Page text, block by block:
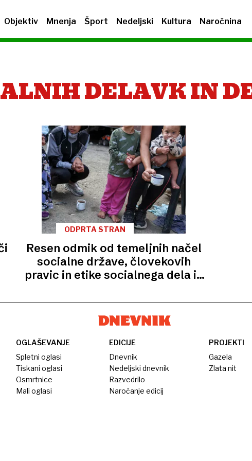
Objektiv Mnenja Šport Nedeljski Kultura Naročnina
DELAVK IN
ODPRTA STRAN
Resen odmik od temeljnih načel
socialne države, človekovih
pravic in etike socialnega dela in
OGLAŠEVANJE
Spletni oglasi
Tiskani oglasi
Osmrtnice
Mali oglasi
EDICIJE
Dnevnik
Nedeljski dnevnik
Razvedrilo
Naročanje edicij
PROJEKTI
Gazela
Zlata nit